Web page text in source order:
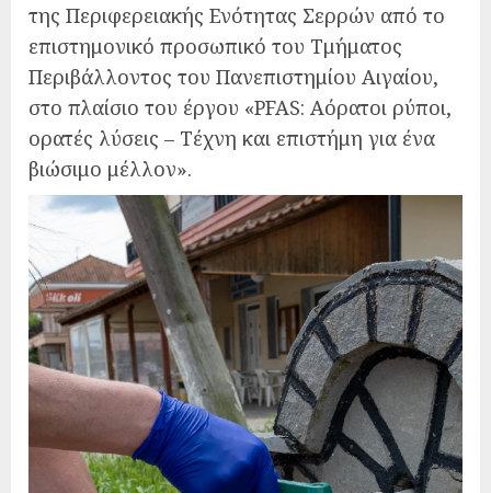
της Περιφερειακής Ενότητας Σερρών από το
επιστημονικό προσωπικό του Τμήματος
Περιβάλλοντος του Πανεπιστημίου Αιγαίου,
στο πλαίσιο του έργου «PFAS: Αόρατοι ρύποι,
ορατές λύσεις – Τέχνη και επιστήμη για ένα
βιώσιμο μέλλον».